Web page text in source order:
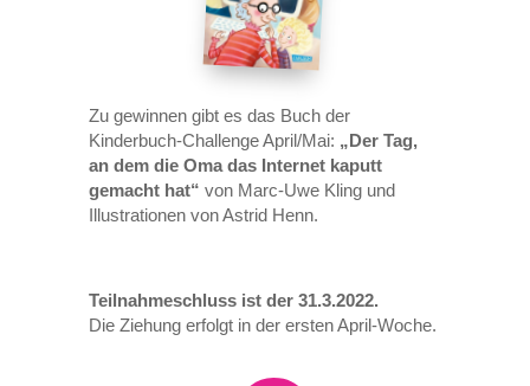
Zu gewinnen gibt es das Buch der
Kinderbuch-Challenge April/Mai: „Der Tag,
an dem die Oma das Internet kaputt
gemacht hat“ von Marc-Uwe Kling und
Illustrationen von Astrid Henn.
Teilnahmeschluss ist der 31.3.2022.
Die Ziehung erfolgt in der ersten April-Woche.